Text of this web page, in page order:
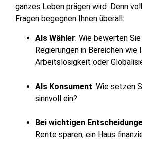
ganzes Leben prägen wird. Denn
Fragen begegnen Ihnen überall:
Als Wähler: Wie bewerten
Regierungen in Bereichen wie
Arbeitslosigkeit oder
Als Konsument: Wie setzen
sinnvoll ein?
Bei wichtigen
Rente sparen, ein Haus